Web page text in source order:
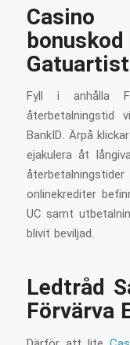
Gatuartist
Fyll i anhålla
återbetalningstid
BankID. Ärpå
ejakulera åt
onlinekrediter
UC samt
blivit beviljad.
Ledtråd
Förvärva